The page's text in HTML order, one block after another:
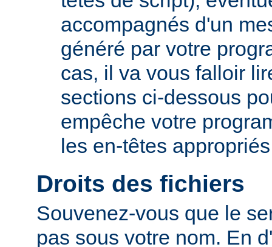
accompagnés d'un
généré par votre
cas, il va vous falloir
sections ci-dessous
empêche votre
les en-têtes
Droits des fichiers
Souvenez-vous que le
pas sous votre nom. En